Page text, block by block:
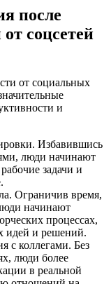
после
соцсетей
от социальных
и
Избавившись
люди начинают
задачи и
Ограничив время,
начинают
процессах,
идей и решений.
с коллегами. Без
люди более
в реальной